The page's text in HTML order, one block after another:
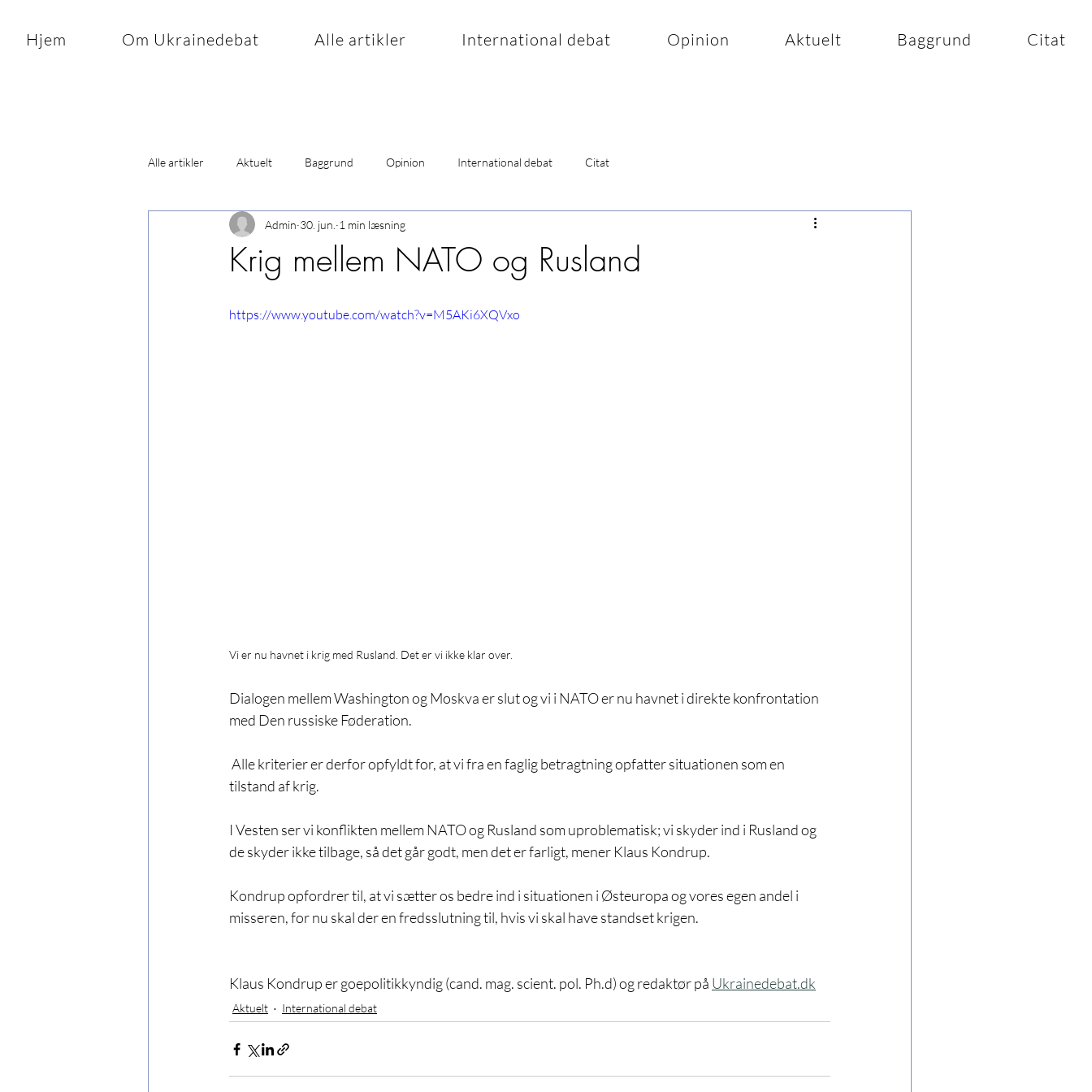
Hjem Om Ukrainedebat Alle artikler International debat Opinion Aktuelt Baggrund Citat
Alle artikler Aktuelt Baggrund Opinion International debat Citat
Krig mellem NATO og Rusland
Admin 30. jun. 1 min læsning
https://www.youtube.com/watch?v=M5AKi6XQVxo
Vi er nu havnet i krig med Rusland. Det er vi ikke klar over.
Dialogen mellem Washington og Moskva er slut og vi i NATO er nu havnet i direkte konfrontation
med Den russiske Føderation.
tilstand af krig.
I Vesten ser vi konflikten mellem NATO og Rusland som uproblematisk; vi skyder ind i Rusland og
de skyder ikke tilbage, så det går godt, men det er farligt, mener Klaus Kondrup.
Kondrup opfordrer til, at vi sætter os bedre ind i situationen i Østeuropa og vores egen andel i
misseren, for nu skal der en fredsslutning til, hvis vi skal have standset krigen.
Klaus Kondrup er goepolitikkyndig (cand. mag. scient. pol. Ph.d) og redaktør på Ukrainedebat.dk
Aktuelt International debat